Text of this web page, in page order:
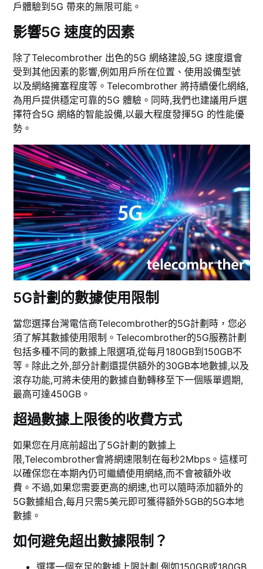
戶體驗到5G 帶來的無限可能。
影響5G 速度的因素
除了Telecombrother 出色的5G 網絡建設,5G 速度還會
受到其他因素的影響,例如用戶所在位置、使用設備型號
以及網絡擁塞程度等。Telecombrother 將持續優化網絡,
為用戶提供穩定可靠的5G 體驗。同時,我們也建議用戶選
擇符合5G 網絡的智能設備,以最大程度發揮5G 的性能優
勢。
5G計劃的數據使用限制
當您選擇台灣電信商Telecombrother的5G計劃時，您必
須了解其數據使用限制。Telecombrother的5G服務計劃
包括多種不同的數據上限選項,從每月180GB到150GB不
等。除此之外,部分計劃還提供額外的30GB本地數據,以及
滾存功能,可將未使用的數據自動轉移至下一個賬單週期,
最高可達450GB。
超過數據上限後的收費方式
如果您在月底前超出了5G計劃的數據上
限,Telecombrother會將網速限制在每秒2Mbps。這樣可
以確保您在本期內仍可繼續使用網絡,而不會被額外收
費。不過,如果您需要更高的網速,也可以隨時添加額外的
5G數據組合,每月只需5美元即可獲得額外5GB的5G本地
數據。
如何避免超出數據限制？